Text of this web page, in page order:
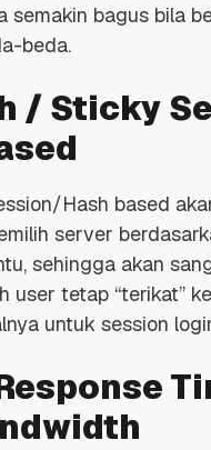
semakin bagus bila
beda.
/ Sticky
Hash based
server
sehingga akan
user tetap “terikat”
untuk session